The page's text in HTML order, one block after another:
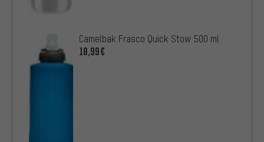
Camelbak Frasco Quick Stow 500 ml
18,99€